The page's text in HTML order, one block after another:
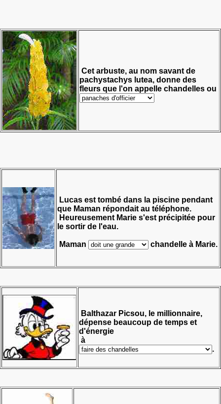
Cet arbuste, au nom savant de
pachystachys lutea, donne des
fleurs que l'on appelle chandelles ou
Lucas est tombé dans la piscine pendant
que Maman répondait au téléphone.
Heureusement Marie s'est précipitée pour
le sortir de l'eau.
Maman chandelle à Marie.
Balthazar Picsou, le millionnaire,
dépense beaucoup de temps et
d'énergie
à
.